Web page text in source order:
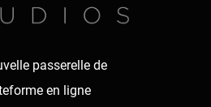
passerelle de
en ligne